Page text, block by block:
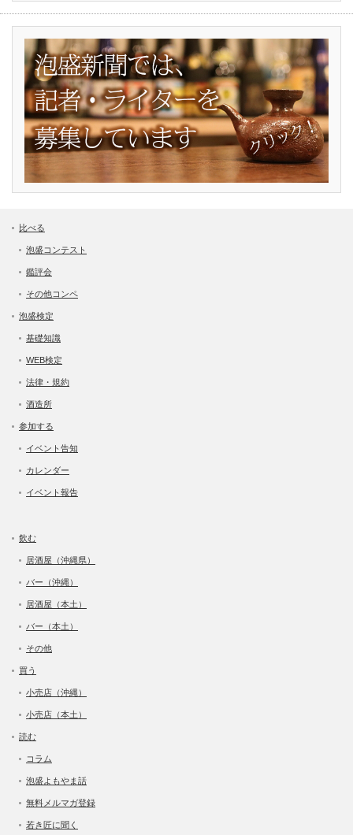
比べる
泡盛コンテスト
鑑評会
その他コンペ
泡盛検定
基礎知識
WEB検定
法律・規約
酒造所
参加する
イベント告知
カレンダー
イベント報告
飲む
居酒屋（沖縄県）
バー（沖縄）
居酒屋（本土）
バー（本土）
その他
買う
小売店（沖縄）
小売店（本土）
読む
コラム
泡盛よもやま話
無料メルマガ登録
若き匠に聞く